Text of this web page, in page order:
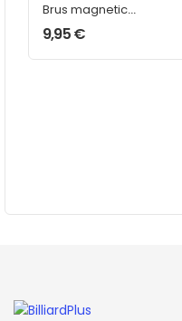
Brus magnetic
dyn
9,95€